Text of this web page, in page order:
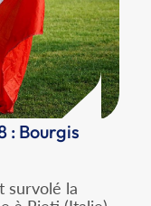
: Bourgis
survolé la